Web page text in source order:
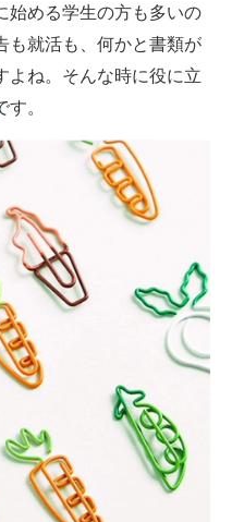
始める学生の方も多いの
も就活も、何かと書類が
よね。そんな時に役に立
す。